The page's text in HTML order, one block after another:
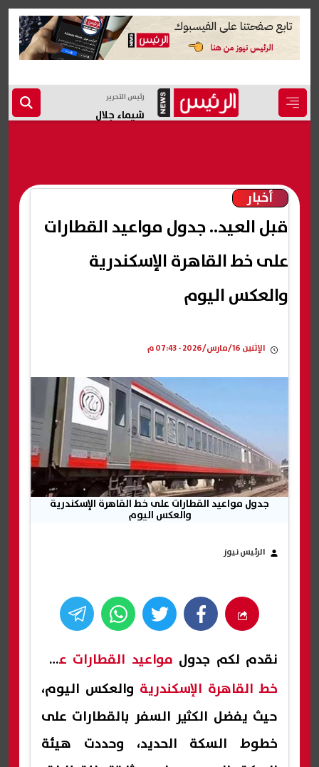
رئيس التحرير
شيماء جلال
أخبار
قبل العيد.. جدول مواعيد القطارات
على خط القاهرة الإسكندرية
والعكس اليوم
الإثنين 16/مارس/2026 - 07:43 م
جدول مواعيد القطارات على خط القاهرة الإسكندرية
والعكس اليوم
الرئيس نيوز
نقدم لكم جدول مواعيد القطارات على
خط القاهرة الإسكندرية والعكس اليوم،
حيث يفضل الكثير السفر بالقطارات على
خطوط السكة الحديد، وحددت هيئة